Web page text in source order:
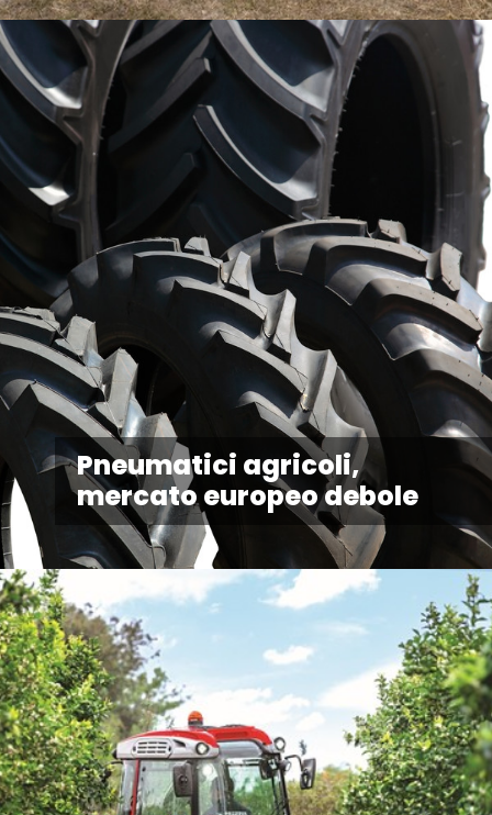
Pneumatici agricoli,
mercato europeo debole